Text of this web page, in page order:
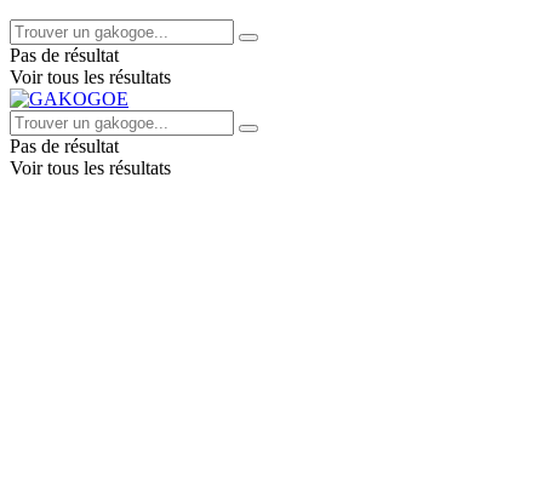
Pas de résultat
Voir tous les résultats
Pas de résultat
Voir tous les résultats